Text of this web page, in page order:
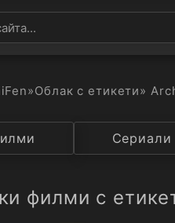
»Облак с етикети»
ДържаваСериали
филми с